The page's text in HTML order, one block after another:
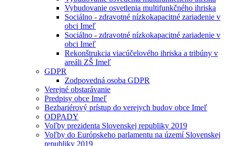
Vybudovanie osvetlenia multifunkčného ihriska
Sociálno - zdravotné nízkokapacitné zariadenie v
obci Imeľ
Sociálno - zdravotné nízkokapacitné zariadenie v
obci Imeľ
Rekonštrukcia viacúčelového ihriska a tribúny v
areáli ZŠ Imeľ
GDPR
Zodpovedná osoba GDPR
Verejné obstarávanie
Predpisy obce Imeľ
Bezbariérový prístup do verejych budov obce Imeľ
ODPADY
Voľby prezidenta Slovenskej republiky 2019
Voľby do Európskeho parlamentu na území Slovenskej
republiky 2019